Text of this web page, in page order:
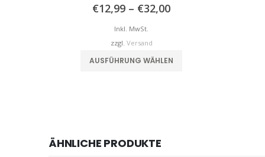
€12,99 – €32,00Preisspanne:
Inkl. MwSt.
zzgl. Versand
AUSFÜHRUNG WÄHLEN
ÄHNLICHE PRODUKTE